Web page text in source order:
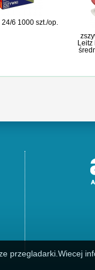
6 1000 szt./op.
Leitz
przegladarki.Wiecej